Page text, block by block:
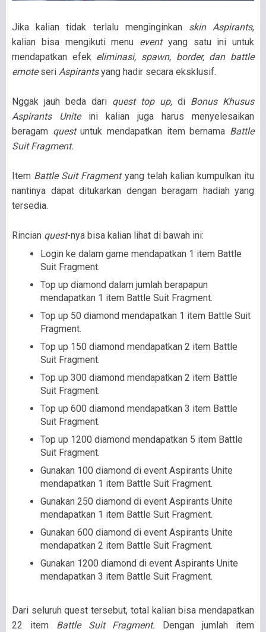
Jika kalian tidak terlalu menginginkan skin Aspirants,
kalian bisa mengikuti menu event yang satu ini untuk
mendapatkan efek eliminasi, spawn, border, dan battle
emoteseri Aspirantsyang hadir secara eksklusif.
Nggak jauh beda dari quest top up, di Bonus Khusus
Aspirants Uniteini kalian juga harus menyelesaikan
beragam questuntuk mendapatkan item bernama Battle
Suit Fragment.
Item Battle Suit Fragmentyang telah kalian kumpulkan itu
nantinya dapat ditukarkan dengan beragam hadiah yang
tersedia.
Rincian quest-nya bisa kalian lihat di bawah ini:
Login ke dalam game mendapatkan 1 item Battle
Suit Fragment.
Top up diamond dalam jumlah berapapun
mendapatkan 1 item Battle Suit Fragment.
Top up 50 diamond mendapatkan 1 item Battle Suit
Fragment.
Top up 150 diamond mendapatkan 2 item Battle
Suit Fragment.
Top up 300 diamond mendapatkan 2 item Battle
Suit Fragment.
Top up 600 diamond mendapatkan 3 item Battle
Suit Fragment.
Top up 1200 diamond mendapatkan 5 item Battle
Suit Fragment.
Gunakan 100 diamond di event Aspirants Unite
mendapatkan 1 item Battle Suit Fragment.
Gunakan 250 diamond di event Aspirants Unite
mendapatkan 1 item Battle Suit Fragment.
Gunakan 600 diamond di event Aspirants Unite
mendapatkan 2 item Battle Suit Fragment.
Gunakan 1200 diamond di event Aspirants Unite
mendapatkan 3 item Battle Suit Fragment.
Dari seluruh quest tersebut, total kalian bisa mendapatkan
22 item Battle Suit Fragment. Dengan jumlah item